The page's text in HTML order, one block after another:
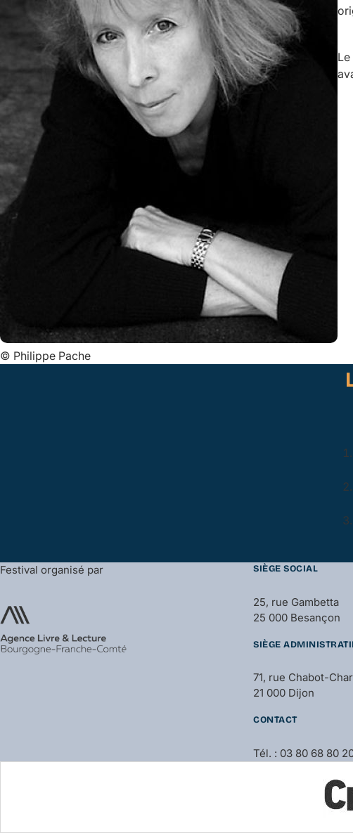
© Philippe Pache
Festival organisé par SIÈGE SOCIAL
25, rue Gambetta
25 000 Besançon
SIÈGE
71, rue Chabot-
21 000 Dijon
CONTACT
Tél. : 03 80 68 80